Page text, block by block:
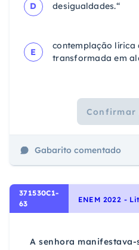
D
desigualdades.“
E
contemplação lírica
transformada em
Confirmar
Gabarito comentado
371530C1-
63
A senhora